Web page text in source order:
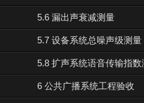
5.6 漏出声衰减测量
5.7 设备系统总噪声级测量
5.8 扩声系统语音传输指数
6 公共广播系统工程验收